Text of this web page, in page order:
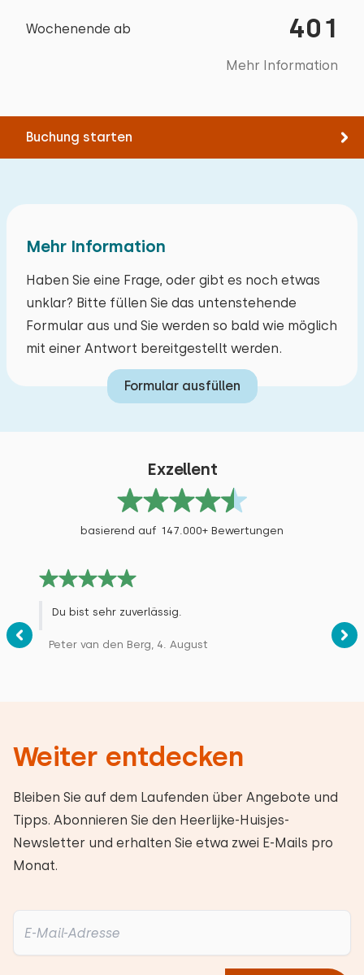
Wochenende ab 401
Mehr Information
Buchung starten
Abmessungen: 80 x 200
Climbing forest
Mehr Information
Haben Sie eine Frage, oder gibt es noch etwas
unklar? Bitte füllen Sie das untenstehende
Formular aus und Sie werden so bald wie möglich
mit einer Antwort bereitgestellt werden.
Formular ausfüllen
Exzellent
basierend auf 147.000+ Bewertungen
Du bist sehr zuverlässig.
Peter van den Berg, 4. August
Weiter entdecken
Bleiben Sie auf dem Laufenden über Angebote und
Tipps. Abonnieren Sie den Heerlijke-Huisjes-
Newsletter und erhalten Sie etwa zwei E-Mails pro
Monat.